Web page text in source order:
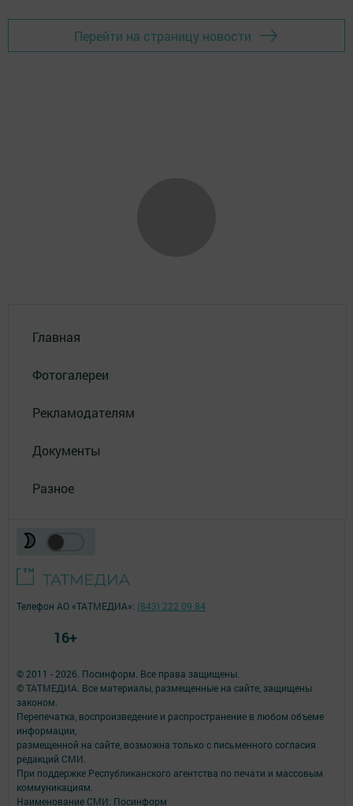
Перейти на страницу новости
Главная
Фотогалереи
Рекламодателям
Документы
Разное
© 2011 - 2026. Посинформ. Все права защищены.
© ТАТМЕДИА. Все материалы, размещенные на сайте, защищены
законом.
Перепечатка, воспроизведение и распространение в любом объеме
информации,
размещенной на сайте, возможна только с письменного согласия
редакций СМИ.
При поддержке Республиканского агентства по печати и массовым
коммуникациям.
Наименование СМИ: Посинформ
Телефон АО «ТАТМЕДИА»: (843) 222 09 84
16+